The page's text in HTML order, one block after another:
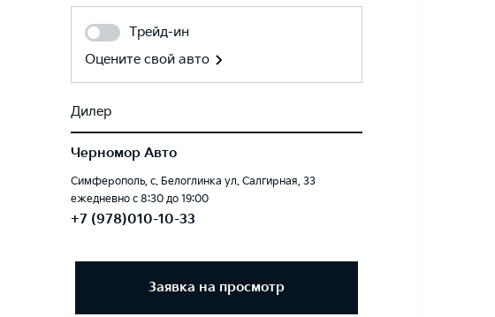
Трейд-ин
Оцените свой авто
Дилер
Черномор Авто
Симферополь, с. Белоглинка ул. Салгирная, 33
ежедневно с 8:30 до 19:00
+7 (978)010-10-33
Заявка на просмотр